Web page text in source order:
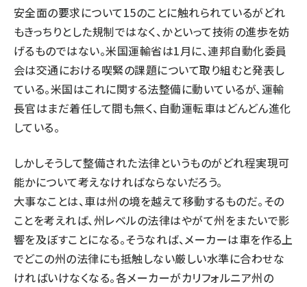
安全面の要求について15のことに触れられているがどれ
もきっちりとした規制ではなく、かといって技術の進歩を妨
げるものではない。米国運輸省は1月に、連邦自動化委員
会は交通における喫緊の課題について取り組むと発表し
ている。米国はこれに関する法整備に動いているが、運輸
長官はまだ着任して間も無く、自動運転車はどんどん進化
している。
しかしそうして整備された法律というものがどれ程実現可
能かについて考えなければならないだろう。
大事なことは、車は州の境を越えて移動するものだ。その
ことを考えれば、州レベルの法律はやがて州をまたいで影
響を及ぼすことになる。そうなれば、メーカーは車を作る上
でどこの州の法律にも抵触しない厳しい水準に合わせな
ければいけなくなる。各メーカーがカリフォルニア州の